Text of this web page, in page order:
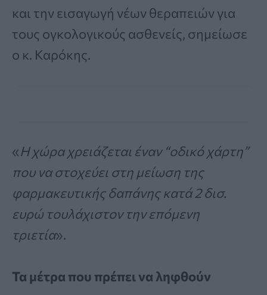
και την εισαγωγή νέων θεραπειών για
τους ογκολογικούς ασθενείς, σημείωσε
ο κ. Καρόκης.
«Η χώρα χρειάζεται έναν “οδικό χάρτη”
που να στοχεύει στη μείωση της
φαρμακευτικής δαπάνης κατά 2 δισ.
ευρώ τουλάχιστον την επόμενη
τριετία».
Τα μέτρα που πρέπει να ληφθούν